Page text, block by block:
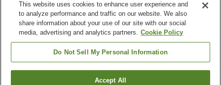
タオルは毎日新しいものをいただけたことはとても良かった
です。
廊下の黒い排気口や部屋のお風呂などの清潔感が気になりま
した。
家族が始めにシャワーを使いましたが、
浴室トイレだけ古いままなのかなと思いました。
この度は当ホテルをご利用いただき誠にありがとうござ
います。
また、その際のご感想をお寄せいただき重ねてお礼申し
あげます。
清掃が行き届いておらずとても不快な思いをなされまし
清掃チェックを徹底しまして、お客様が快適にお過ごし
Load more results
This website uses cookies to enhance user experience and
to analyze performance and traffic on our website. We also
share information about your use of our site with our social
media, advertising and analytics partners. Cookie Policy
Do Not Sell My Personal Information
Accept All